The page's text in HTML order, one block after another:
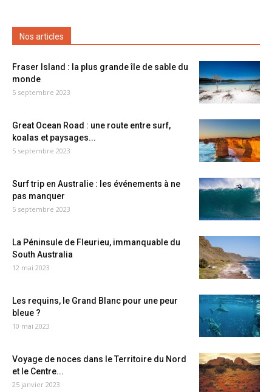
Nos articles
Fraser Island : la plus grande île de sable du
monde
5 septembre 2023
Great Ocean Road : une route entre surf,
koalas et paysages...
5 septembre 2023
Surf trip en Australie : les événements à ne
pas manquer
5 septembre 2023
La Péninsule de Fleurieu, immanquable du
South Australia
12 mai 2023
Les requins, le Grand Blanc pour une peur
bleue ?
10 mai 2023
Voyage de noces dans le Territoire du Nord
et le Centre...
25 janvier 2023